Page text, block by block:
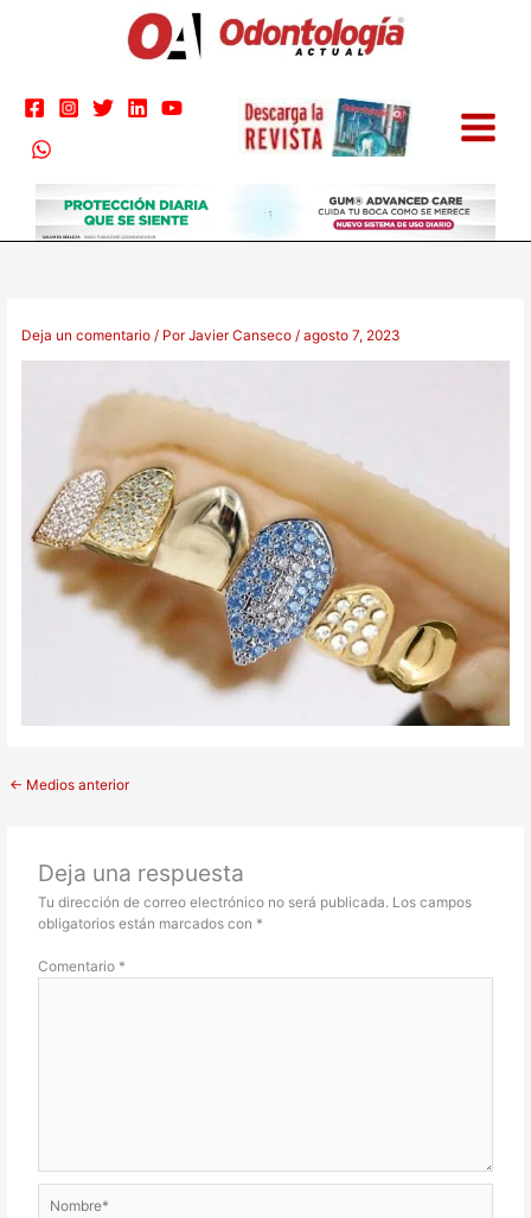
Deja un comentario / PorJavier Canseco/agosto 7, 2023
← Medios anterior
Deja una respuesta
Tu dirección de correo electrónico no será publicada. Los campos
obligatorios están marcados con *
Comentario *